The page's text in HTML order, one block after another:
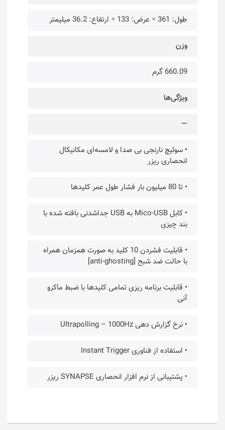
طول: 361 × عرض: 133 × ارتفاع: 36.2 میلیمتر
وزن
660.09 گرم
ویژگی‌ها
—
• سوئیچ نارنجی بی صدا و لامسه‌ای مکانیکال
انحصاری ریزر
• تا 80 میلیون بار فشار طول عمر کلیدها
• کابل Mico-USB به USB جداشدنی بافته شده با
بند چیزی
• قابلیت فشردن 10 کلید به صورت همزمان همراه
با حالت ضد شبح [anti-ghosting]
• قابلیت برنامه ریزی تمامی کلیدها با ضبط ماکرو
آنی
• نرخ گزارش دهی Ultrapolling – 1000Hz
• استفاده از فناوری Instant Trigger
• پشتیبانی از نرم افزار انحصاری SYNAPSE ریزر